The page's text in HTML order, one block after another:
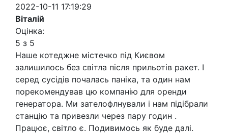
2022-10-11 17:19:29
Віталій
Оцінка:
5 з 5
Наше котеджне містечко під Києвом
залишилось без світла після прильотів ракет. І
серед сусідів почалась паніка, та один нам
порекомендував цю компанію для оренди
генератора. Ми зателофлнували і нам підібрали
станцію та привезли через пару годин .
Працює, світло є. Подивимось як буде далі.